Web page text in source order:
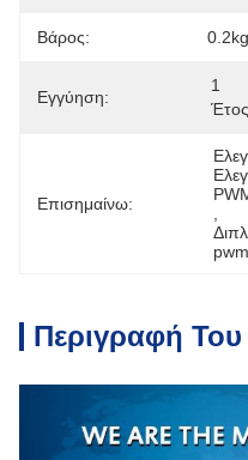
Βάρος: 0.2kg
Εγγύηση:
1
Έτος
Επισημαίνω:
Περιγραφή Του